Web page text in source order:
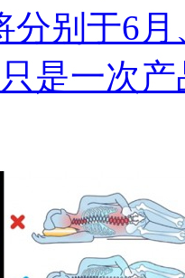
分别于6
是一次产